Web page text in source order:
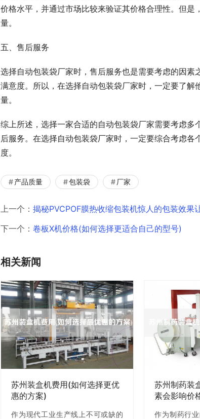
价格水平，并通过市场比较来验证其价格合理性。但
量。
五、售后服务
选择自动包装袋厂家时，售后服务也是需要考虑的因
满意度。所以，在选择自动包装袋厂家时，一定要了
量。
综上所述，选择一家合适的自动包装袋厂家需要考虑
后服务。在选择自动包装袋厂家时，一定要综合考虑
度。
产品质量 包装袋 厂家
上一个： 揭秘PVCPOF膜热收缩包装机惊人的包装效果
下一个： 卷板X机价格(如何选择更适合自己的型号)
相关新闻
苏州装盒机费用(如何选择更优
惠的方案)
作为现代工业生产线上不可或缺的
苏州制药装
素会影响价
作为制药行